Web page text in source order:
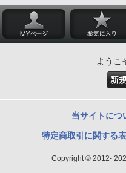
ようこ
新
当サイトにつ
特定商取引に関する
Copyright © 2012-